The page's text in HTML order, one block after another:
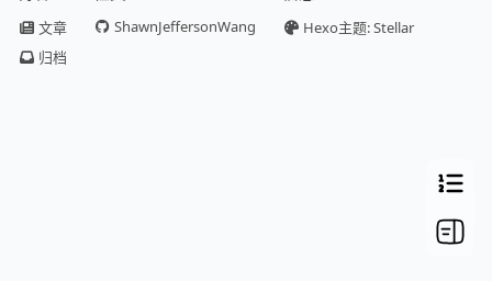
文章
归档
ShawnJeffersonWang Hexo主题: Stellar